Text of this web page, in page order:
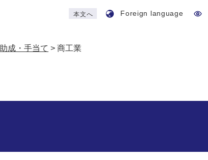
本文へ Foreign language
助成・手当て > 商工業